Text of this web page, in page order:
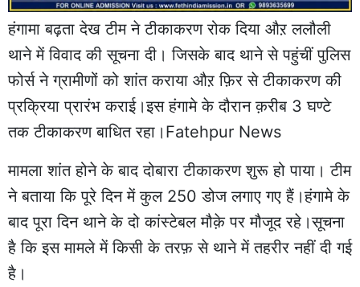
हंगामा बढ़ता देख टीम ने टीकाकरण रोक दिया औऱ ललौली
थाने में विवाद की सूचना दी। जिसके बाद थाने से पहुंचीं पुलिस
फोर्स ने ग्रामीणों को शांत कराया औऱ फ़िर से टीकाकरण की
प्रक्रिया प्रारंभ कराई।इस हंगामे के दौरान क़रीब 3 घण्टे
तक टीकाकरण बाधित रहा।Fatehpur News
मामला शांत होने के बाद दोबारा टीकाकरण शुरू हो पाया। टीम
ने बताया कि पूरे दिन में कुल 250 डोज लगाए गए हैं।हंगामे के
बाद पूरा दिन थाने के दो कांस्टेबल मौक़े पर मौजूद रहे।सूचना
है कि इस मामले में किसी के तरफ़ से थाने में तहरीर नहीं दी गई
है।